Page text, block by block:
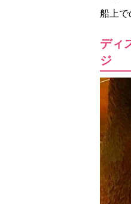
船上で
ディ
ジ